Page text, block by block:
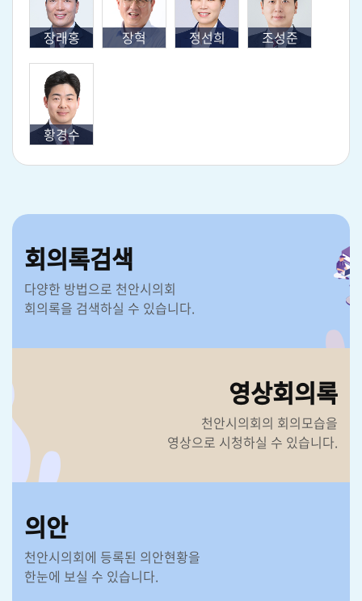
장래홍 장혁 정선희 조성준
황경수
회의록검색
다양한 방법으로 천안시의회
회의록을 검색하실 수 있습니다.
영상회의록
천안시의회의 회의모습을
영상으로 시청하실 수 있습니다.
의안
천안시의회에 등록된 의안현황을
한눈에 보실 수 있습니다.